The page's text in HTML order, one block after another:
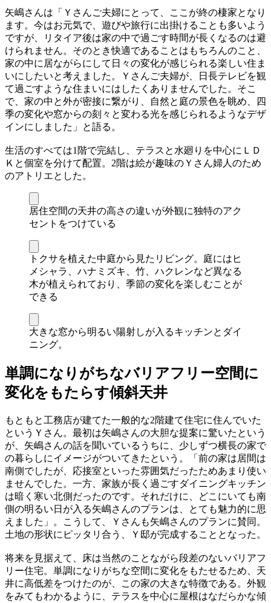
矢嶋さんは「Ｙさんご夫婦にとって、ここが終の棲家となり
ます。今はお元気で、遊びや旅行に出掛けることも多いよう
ですが、リタイア後は家の中で過ごす時間が長くなるのは避
けられません。そのとき快適であることはもちろんのこと、
家の中に居ながらにして日々の変化が感じられる楽しい住ま
いにしたいと考えました。Ｙさんご夫婦が、日長テレビを観
て過ごすような住まいにはしたくありませんでした。そこ
で、家の中と外が密接に繋がり、自然と庭の景色を眺め、四
季の変化や窓からの刻々と変わる光を感じられるようなデザ
インにしました」と語る。
生活のすべては1階で完結し、テラスと水廻りを中心にＬＤ
Ｋと個室を分けて配置。2階は絵が趣味のＹさん婦人のため
のアトリエとした。
居住空間の天井の高さの違いが外観に独特のアク
セントをつけている
トクサを植えた中庭から見たリビング。庭にはヒ
メシャラ、ハナミズキ、竹、ハクレンなど異なる
木が植えられており、季節の変化を楽しむことが
できる
大きな窓から明るい陽射しが入るキッチンとダイ
ニング。
単調になりがちなバリアフリー空間に
変化をもたらす傾斜天井
もともと工務店が建てた一般的な2階建て住宅に住んでいた
というＹさん。最初は矢嶋さんの大胆な提案に驚いたという
が、矢嶋さんの話を聞いているうちに、少しずつ横長の家で
の暮らしにイメージがついてきたという。「前の家は居間は
南側でしたが、応接室といった雰囲気だったためあまり使い
ませんでした。一方、家族が長く過ごすダイニングキッチン
は暗く寒い北側だったのです。それだけに、どこにいても南
側の明るい日が入る矢嶋さんのプランは、とても魅力的に思
えました」。こうして、Ｙさんも矢嶋さんのプランに賛同。
土地の形状にピッタリ合う、Ｙ邸が完成することとなった。
将来を見据えて、床は当然のことながら段差のないバリアフ
リー住宅。単調になりがちな空間に変化をもたせるため、天
井に高低差をつけたのが、この家の大きな特徴である。外観
をみてもわかるように、テラスを中心に屋根はなだらかな傾